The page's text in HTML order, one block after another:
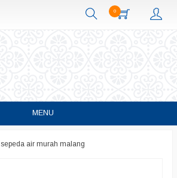
0
MENU
sepeda air murah malang